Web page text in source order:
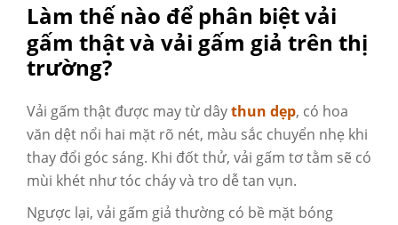
Làm thế nào để phân biệt vải
gấm thật và vải gấm giả trên thị
trường?
Vải gấm thật được may từ dâythun dẹp, có hoa
văn dệt nổi hai mặt rõ nét, màu sắc chuyển nhẹ khi
thay đổi góc sáng. Khi đốt thử, vải gấm tơ tằm sẽ có
mùi khét như tóc cháy và tro dễ tan vụn.
Ngược lại, vải gấm giả thường có bề mặt bóng